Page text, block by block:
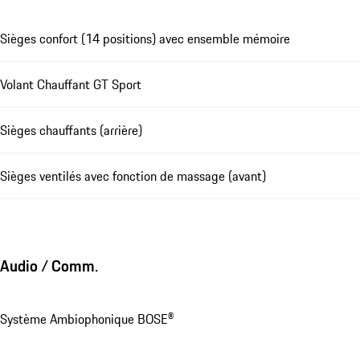
Sièges confort (14 positions) avec ensemble mémoire
Volant Chauffant GT Sport
Sièges chauffants (arrière)
Sièges ventilés avec fonction de massage (avant)
Audio / Comm.
Système Ambiophonique BOSE®